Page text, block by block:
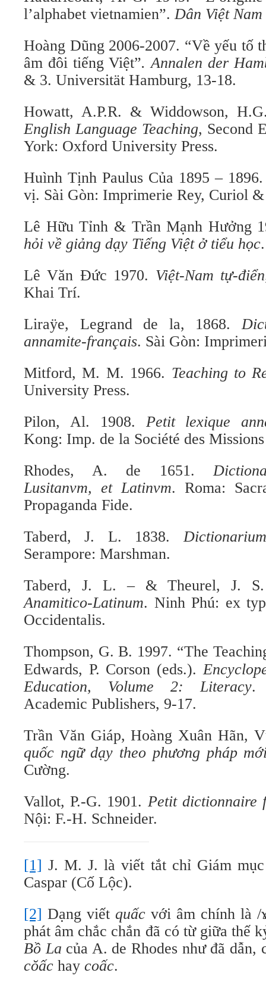
l’alphabet vietnamien”.Dân Việt Nam
Hoàng Dũng 2006-2007. “Về yếu tố
âm đôi tiếng Việt”. Annalen der
& 3. Universität Hamburg, 13-18.
Howatt, A.P.R. & Widdowson,
English Language Teaching, Second
York: Oxford University Press.
Huình Tịnh Paulus Của 1895 –
vị. Sài Gòn: Imprimerie Rey, Curiol
Lê Hữu Tỉnh & Trần Mạnh Hưởng
hỏi về giảng dạy Tiếng Việt ở tiểu học
Lê Văn Đức 1970. Việt-Nam tự-điển
Khai Trí.
Liraÿe, Legrand de la, 1868.
annamite-français. Sài Gòn:
Mitford, M. M. 1966. Teaching to
University Press.
Pilon, Al. 1908. Petit lexique
Kong: Imp. de la Société des
Rhodes, A. de 1651.
Lusitanvm, et Latinvm. Roma:
Propaganda Fide.
Taberd, J. L. 1838.
Serampore: Marshman.
Taberd, J. L. – & Theurel, J.
Anamitico-Latinum. Ninh Phú: ex
Occidentalis.
Thompson, G. B. 1997. “The
Edwards, P. Corson (eds.).
Education, Volume 2: Literacy.
Academic Publishers, 9-17.
Trần Văn Giáp, Hoàng Xuân Hãn,
quốc ngữ dạy theo phương pháp
Cường.
Vallot, P.-G. 1901. Petit dictionnaire
Nội: F.-H. Schneider.
[1] J. M. J. là viết tắt chỉ Giám
Caspar (Cố Lộc).
[2] Dạng viết quấc với âm chính là /
phát âm chắc chắn đã có từ giữa
Bồ La của A. de Rhodes như đã dẫn,
cŏấc hay coấc.